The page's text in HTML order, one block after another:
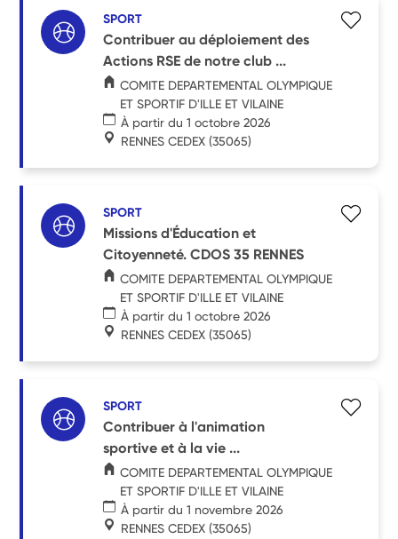
SPORT
Contribuer au déploiement des
Actions RSE de notre club ...
COMITE DEPARTEMENTAL OLYMPIQUE
ET SPORTIF D'ILLE ET VILAINE
À partir du 1 octobre 2026
RENNES CEDEX (35065)
SPORT
Missions d'Éducation et
Citoyenneté. CDOS 35 RENNES
COMITE DEPARTEMENTAL OLYMPIQUE
ET SPORTIF D'ILLE ET VILAINE
À partir du 1 octobre 2026
RENNES CEDEX (35065)
SPORT
Contribuer à l'animation
sportive et à la vie ...
COMITE DEPARTEMENTAL OLYMPIQUE
ET SPORTIF D'ILLE ET VILAINE
À partir du 1 novembre 2026
RENNES CEDEX (35065)